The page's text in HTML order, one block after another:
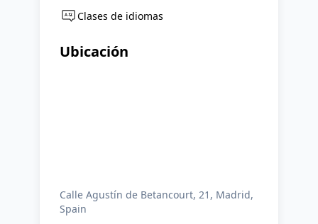
Clases de idiomas
Ubicación
Calle Agustín de Betancourt, 21, Madrid,
Spain